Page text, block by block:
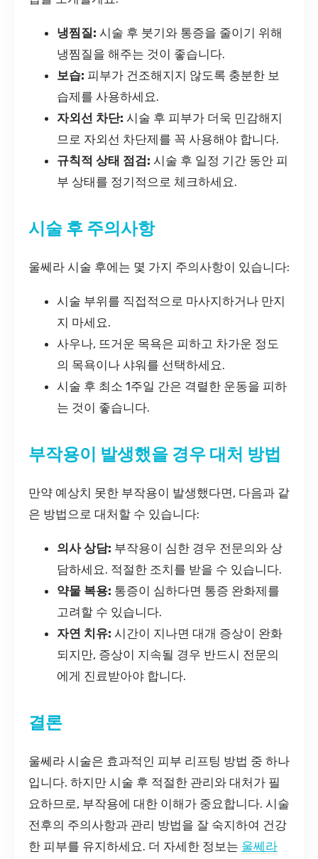
냉찜질: 시술 후 붓기와 통증을 줄이기 위해
냉찜질을 해주는 것이 좋습니다.
보습: 피부가 건조해지지 않도록 충분한 보
습제를 사용하세요.
자외선 차단: 시술 후 피부가 더욱 민감해지
므로 자외선 차단제를 꼭 사용해야 합니다.
규칙적 상태 점검: 시술 후 일정 기간 동안 피
부 상태를 정기적으로 체크하세요.
시술 후 주의사항
울쎄라 시술 후에는 몇 가지 주의사항이 있습니다:
시술 부위를 직접적으로 마사지하거나 만지
지 마세요.
사우나, 뜨거운 목욕은 피하고 차가운 정도
의 목욕이나 샤워를 선택하세요.
시술 후 최소 1주일 간은 격렬한 운동을 피하
는 것이 좋습니다.
부작용이 발생했을 경우 대처 방법
만약 예상치 못한 부작용이 발생했다면, 다음과 같
은 방법으로 대처할 수 있습니다:
의사 상담: 부작용이 심한 경우 전문의와 상
담하세요. 적절한 조치를 받을 수 있습니다.
약물 복용: 통증이 심하다면 통증 완화제를
고려할 수 있습니다.
자연 치유: 시간이 지나면 대개 증상이 완화
되지만, 증상이 지속될 경우 반드시 전문의
에게 진료받아야 합니다.
결론
울쎄라 시술은 효과적인 피부 리프팅 방법 중 하나
입니다. 하지만 시술 후 적절한 관리와 대처가 필
요하므로, 부작용에 대한 이해가 중요합니다. 시술
전후의 주의사항과 관리 방법을 잘 숙지하여 건강
한 피부를 유지하세요. 더 자세한 정보는 울쎄라